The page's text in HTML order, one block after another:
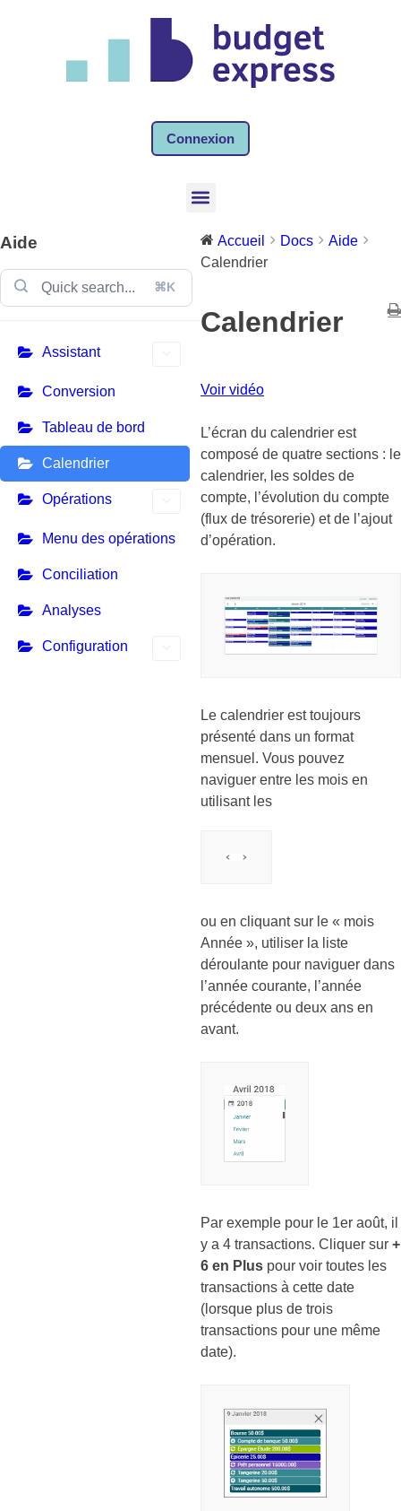
Connexion
Aide
⌘K
Assistant
Conversion
Tableau de bord
Calendrier
Opérations
Menu des opérations
Conciliation
Analyses
Configuration
Accueil Docs
Aide
Calendrier
Calendrier
Voir vidéo
L’écran du calendrier est
composé de quatre sections : le
calendrier, les soldes de
compte, l’évolution du compte
(flux de trésorerie) et de l’ajout
d’opération.
Le calendrier est toujours
présenté dans un format
mensuel. Vous pouvez
naviguer entre les mois en
utilisant les
ou en cliquant sur le « mois
Année », utiliser la liste
déroulante pour naviguer dans
l’année courante, l’année
précédente ou deux ans en
avant.
Par exemple pour le 1er août, il
y a 4 transactions. Cliquer sur +
6 en Plus pour voir toutes les
transactions à cette date
(lorsque plus de trois
transactions pour une même
date).